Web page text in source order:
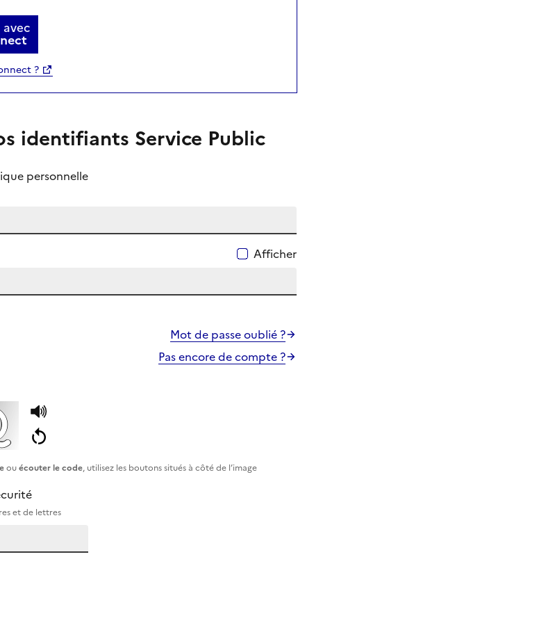
?
identifiants Service Public
personnelle
Afficher
Mot de passe oublié ?
Pas encore de compte ?
ouécouter le code, utilisez les boutons situés à côté de l’image
et de lettres